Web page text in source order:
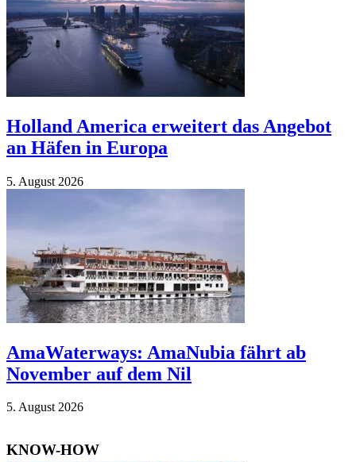
Holland America erweitert das Angebot
an Häfen in Europa
5. Au­gust 2026
AmaWaterways: AmaNubia fährt ab
November auf dem Nil
5. Au­gust 2026
KNOW-HOW